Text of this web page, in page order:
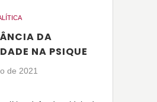
DA
NA PSIQUE
de 2021